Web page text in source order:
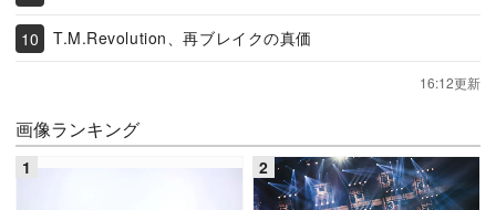
T.M.Revolution、再ブレイクの真価
16:12更新
画像ランキング